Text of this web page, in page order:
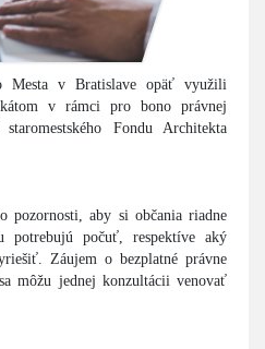
Mesta v Bratislave opäť využili
v rámci pro bono právnej
Fondu Architekta
pozornosti, aby si občania riadne
potrebujú počuť, respektíve aký
Záujem o bezplatné právne
môžu jednej konzultácii venovať